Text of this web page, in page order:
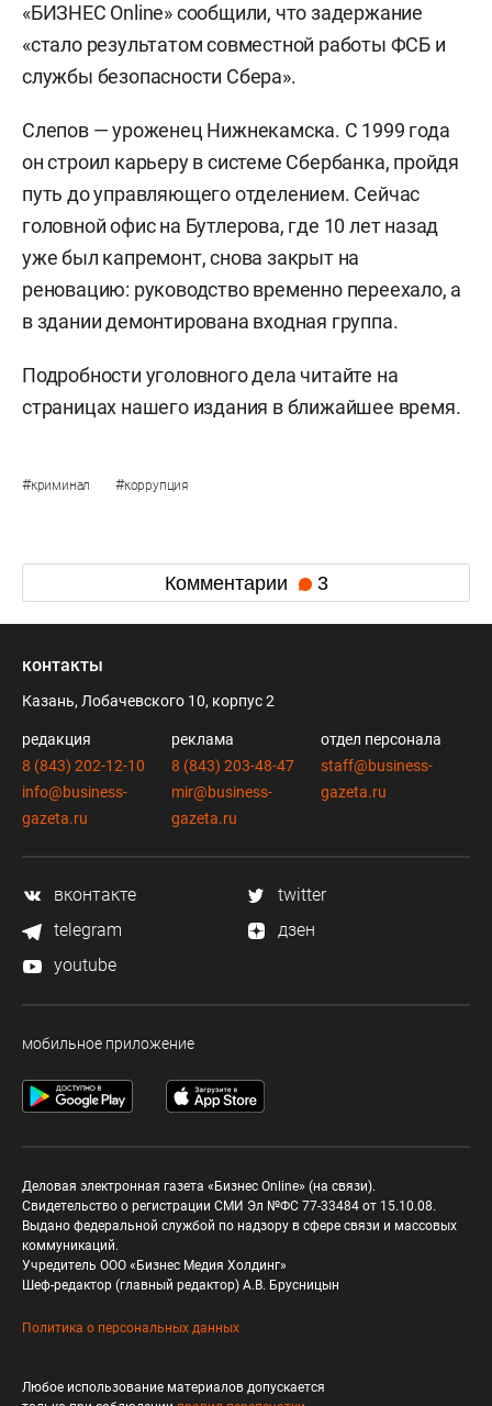
«БИЗНЕС Online» сообщили, что задержание
«стало результатом совместной работы ФСБ и
службы безопасности Сбера».
Слепов — уроженец Нижнекамска. С 1999 года
он строил карьеру в системе Сбербанка, пройдя
путь до управляющего отделением. Сейчас
головной офис на Бутлерова, где 10 лет назад
уже был капремонт, снова закрыт на
реновацию: руководство временно переехало, а
в здании демонтирована входная группа.
Подробности уголовного дела читайте на
страницах нашего издания в ближайшее время.
#криминал #коррупция
Комментарии 3
контакты
Казань, Лобачевского 10, корпус 2
редакция
8 (843) 202-12-10
info@business-
gazeta.ru
реклама
8 (843) 203-48-47
mir@business-
gazeta.ru
отдел персонала
staff@business-
gazeta.ru
вконтакте
twitter
telegram
дзен
youtube
мобильное приложение
Деловая электронная газета «Бизнес Online» (на связи).
Свидетельство о регистрации СМИ Эл №ФС 77-33484 от 15.10.08.
Выдано федеральной службой по надзору в сфере связи и массовых
коммуникаций.
Учредитель ООО «Бизнес Медия Холдинг»
Шеф-редактор (главный редактор) А.В. Брусницын
Политика о персональных данных
Любое использование материалов допускается